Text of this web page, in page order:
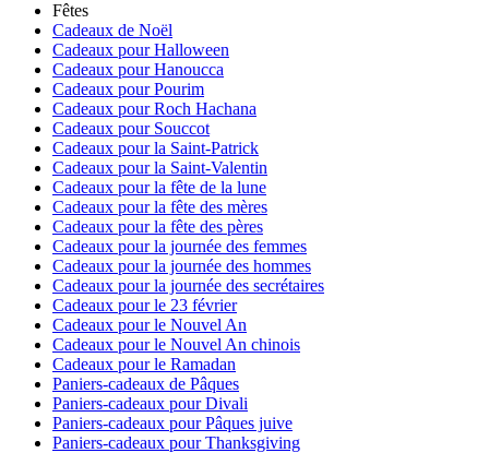
Fêtes
Cadeaux de Noël
Cadeaux pour Halloween
Cadeaux pour Hanoucca
Cadeaux pour Pourim
Cadeaux pour Roch Hachana
Cadeaux pour Souccot
Cadeaux pour la Saint-Patrick
Cadeaux pour la Saint-Valentin
Cadeaux pour la fête de la lune
Cadeaux pour la fête des mères
Cadeaux pour la fête des pères
Cadeaux pour la journée des femmes
Cadeaux pour la journée des hommes
Cadeaux pour la journée des secrétaires
Cadeaux pour le 23 février
Cadeaux pour le Nouvel An
Cadeaux pour le Nouvel An chinois
Cadeaux pour le Ramadan
Paniers-cadeaux de Pâques
Paniers-cadeaux pour Divali
Paniers-cadeaux pour Pâques juive
Paniers-cadeaux pour Thanksgiving